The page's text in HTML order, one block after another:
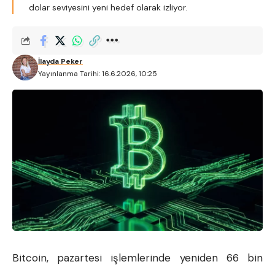
dolar seviyesini yeni hedef olarak izliyor.
Yayınlanma Tarihi: 16.6.2026, 10:25
İlayda Peker
Bitcoin, pazartesi işlemlerinde yeniden 66 bin